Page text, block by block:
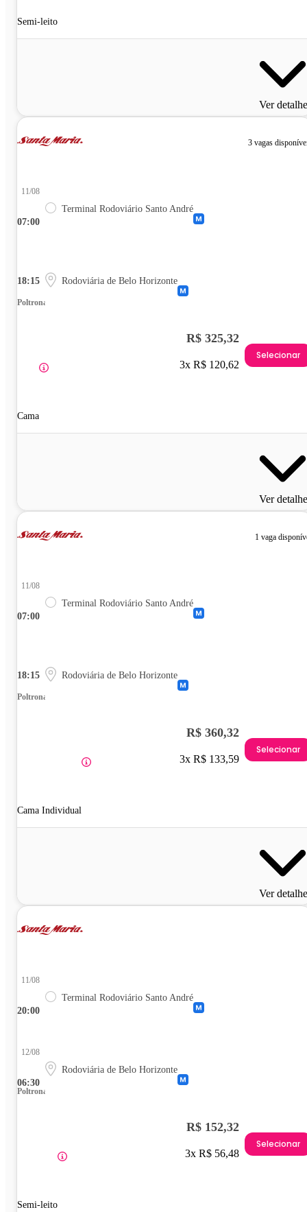
Semi-leito
Ver
3 vagas
07:00
11/08
Terminal Rodoviário Santo André
18:15 Rodoviária de Belo Horizonte
Poltrona
Cama
R$ 325,32
3x R$ 120,62
Selecionar
Ver
1 vaga
07:00
11/08
Terminal Rodoviário Santo André
18:15 Rodoviária de Belo Horizonte
Poltrona
Cama Individual
R$ 360,32
3x R$ 133,59
Selecionar
Ver
20:00
11/08
Terminal Rodoviário Santo André
06:30
12/08
Rodoviária de Belo Horizonte
Poltrona
Semi-leito
R$ 152,32
3x R$ 56,48
Selecionar